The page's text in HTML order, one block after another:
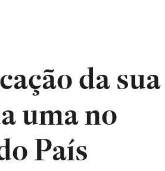
da sua
uma no
principal indicador do País